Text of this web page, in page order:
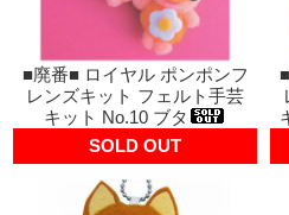
■廃番■ ロイヤル ポンポンフ
レンズキット フェルト手芸
キット No.10 ブタ
SOLD OUT